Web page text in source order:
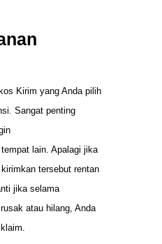
Kirim yang Anda pilih
Sangat penting
tempat lain. Apalagi jika
tersebut rentan
jika selama
atau hilang, Anda